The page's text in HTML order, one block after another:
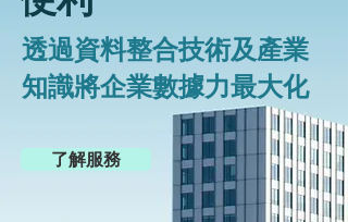
透過資料整合技術及產業
知識將企業數據力最大化
了解服務